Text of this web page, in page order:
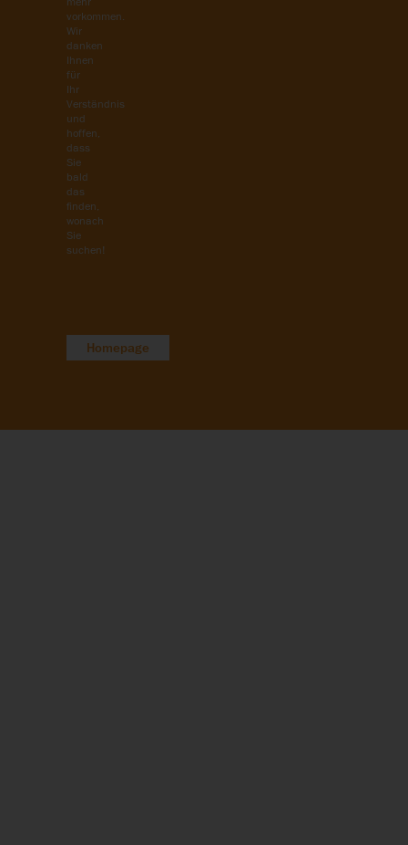
vorkommen.
Wir
danken
Ihnen
für
Ihr
Verständnis
und
hoffen,
dass
Sie
bald
das
finden,
wonach
Sie
suchen!
Homepage